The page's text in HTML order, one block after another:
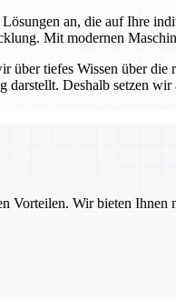
an, die auf Ihre
Mit modernen
tiefes Wissen über
darstellt. Deshalb setzen
Vorteilen. Wir bieten